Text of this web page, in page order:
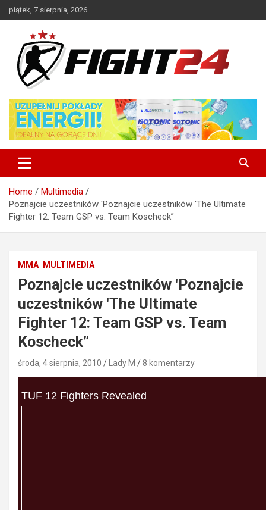
Skip
to
piątek, 7 sierpnia, 2026
FIGHT24.PL – MMA i K-1, UFC
Home
Multimedia
Poznajcie uczestników 'Poznajcie uczestników 'The Ultimate
Fighter 12: Team GSP vs. Team Koscheck”
MMA MULTIMEDIA
Poznajcie uczestników 'Poznajcie
uczestników 'The Ultimate
Fighter 12: Team GSP vs. Team
Koscheck”
środa, 4 sierpnia, 2010 Lady M 8 komentarzy
TUF 12 Fighters Revealed